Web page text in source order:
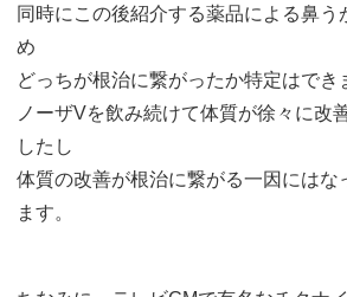
同時にこの後紹介する薬品による鼻う
め
どっちが根治に繋がったか特定はでき
ノーザVを飲み続けて体質が徐々に改
したし
体質の改善が根治に繋がる一因にはな
ます。